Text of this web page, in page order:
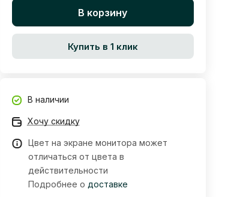
В корзину
Купить в 1 клик
В наличии
Хочу скидку
Цвет на экране монитора может
отличаться от цвета в
действительности
Подробнее о доставке